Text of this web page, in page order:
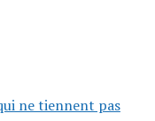
ne tiennent pas